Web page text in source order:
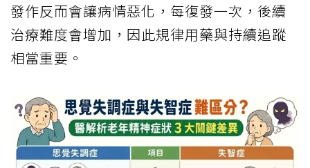
發作反而會讓病情惡化，每復發一次，後續
治療難度會增加，因此規律用藥與持續追蹤
相當重要。